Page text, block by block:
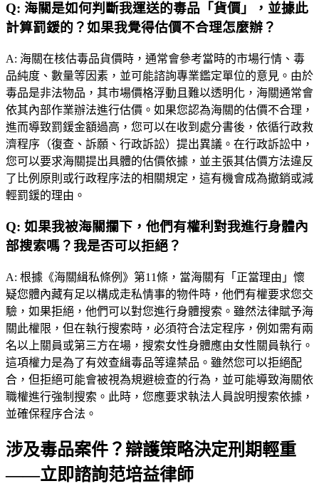
Q: 海關是如何判斷我運送的毒品「貨價」，並據此
計算罰鍰的？如果我覺得估價不合理怎麼辦？
A: 海關在核估毒品貨價時，通常會參考當時的市場行情、毒
品純度、數量等因素，並可能諮詢專業鑑定單位的意見。由於
毒品是非法物品，其市場價格浮動且難以透明化，海關通常會
依其內部作業辦法進行估價。如果您認為海關的估價不合理，
進而導致罰鍰金額過高，您可以在收到處分書後，依循行政救
濟程序（復查、訴願、行政訴訟）提出異議。在行政訴訟中，
您可以要求海關提出具體的估價依據，並主張其估價方法違反
了比例原則或行政程序法的相關規定，這有機會成為撤銷或減
輕罰鍰的理由。
Q: 如果我被海關攔下，他們有權利對我進行身體內
部搜索嗎？我是否可以拒絕？
A: 根據《海關緝私條例》第11條，當海關有「正當理由」懷
疑您體內藏有足以構成走私情事的物件時，他們有權要求您交
驗，如果拒絕，他們可以對您進行身體搜索。雖然法律賦予海
關此權限，但在執行搜索時，必須符合法定程序，例如需有兩
名以上關員或第三方在場，搜索女性身體應由女性關員執行。
這項權力是為了有效查緝毒品等違禁品。雖然您可以拒絕配
合，但拒絕可能會被視為規避檢查的行為，並可能導致海關依
職權進行強制搜索。此時，您應要求執法人員說明搜索依據，
並確保程序合法。
涉及毒品案件？辯護策略決定刑期輕重
——立即諮詢范培益律師